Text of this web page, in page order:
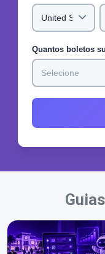
Quantos boletos